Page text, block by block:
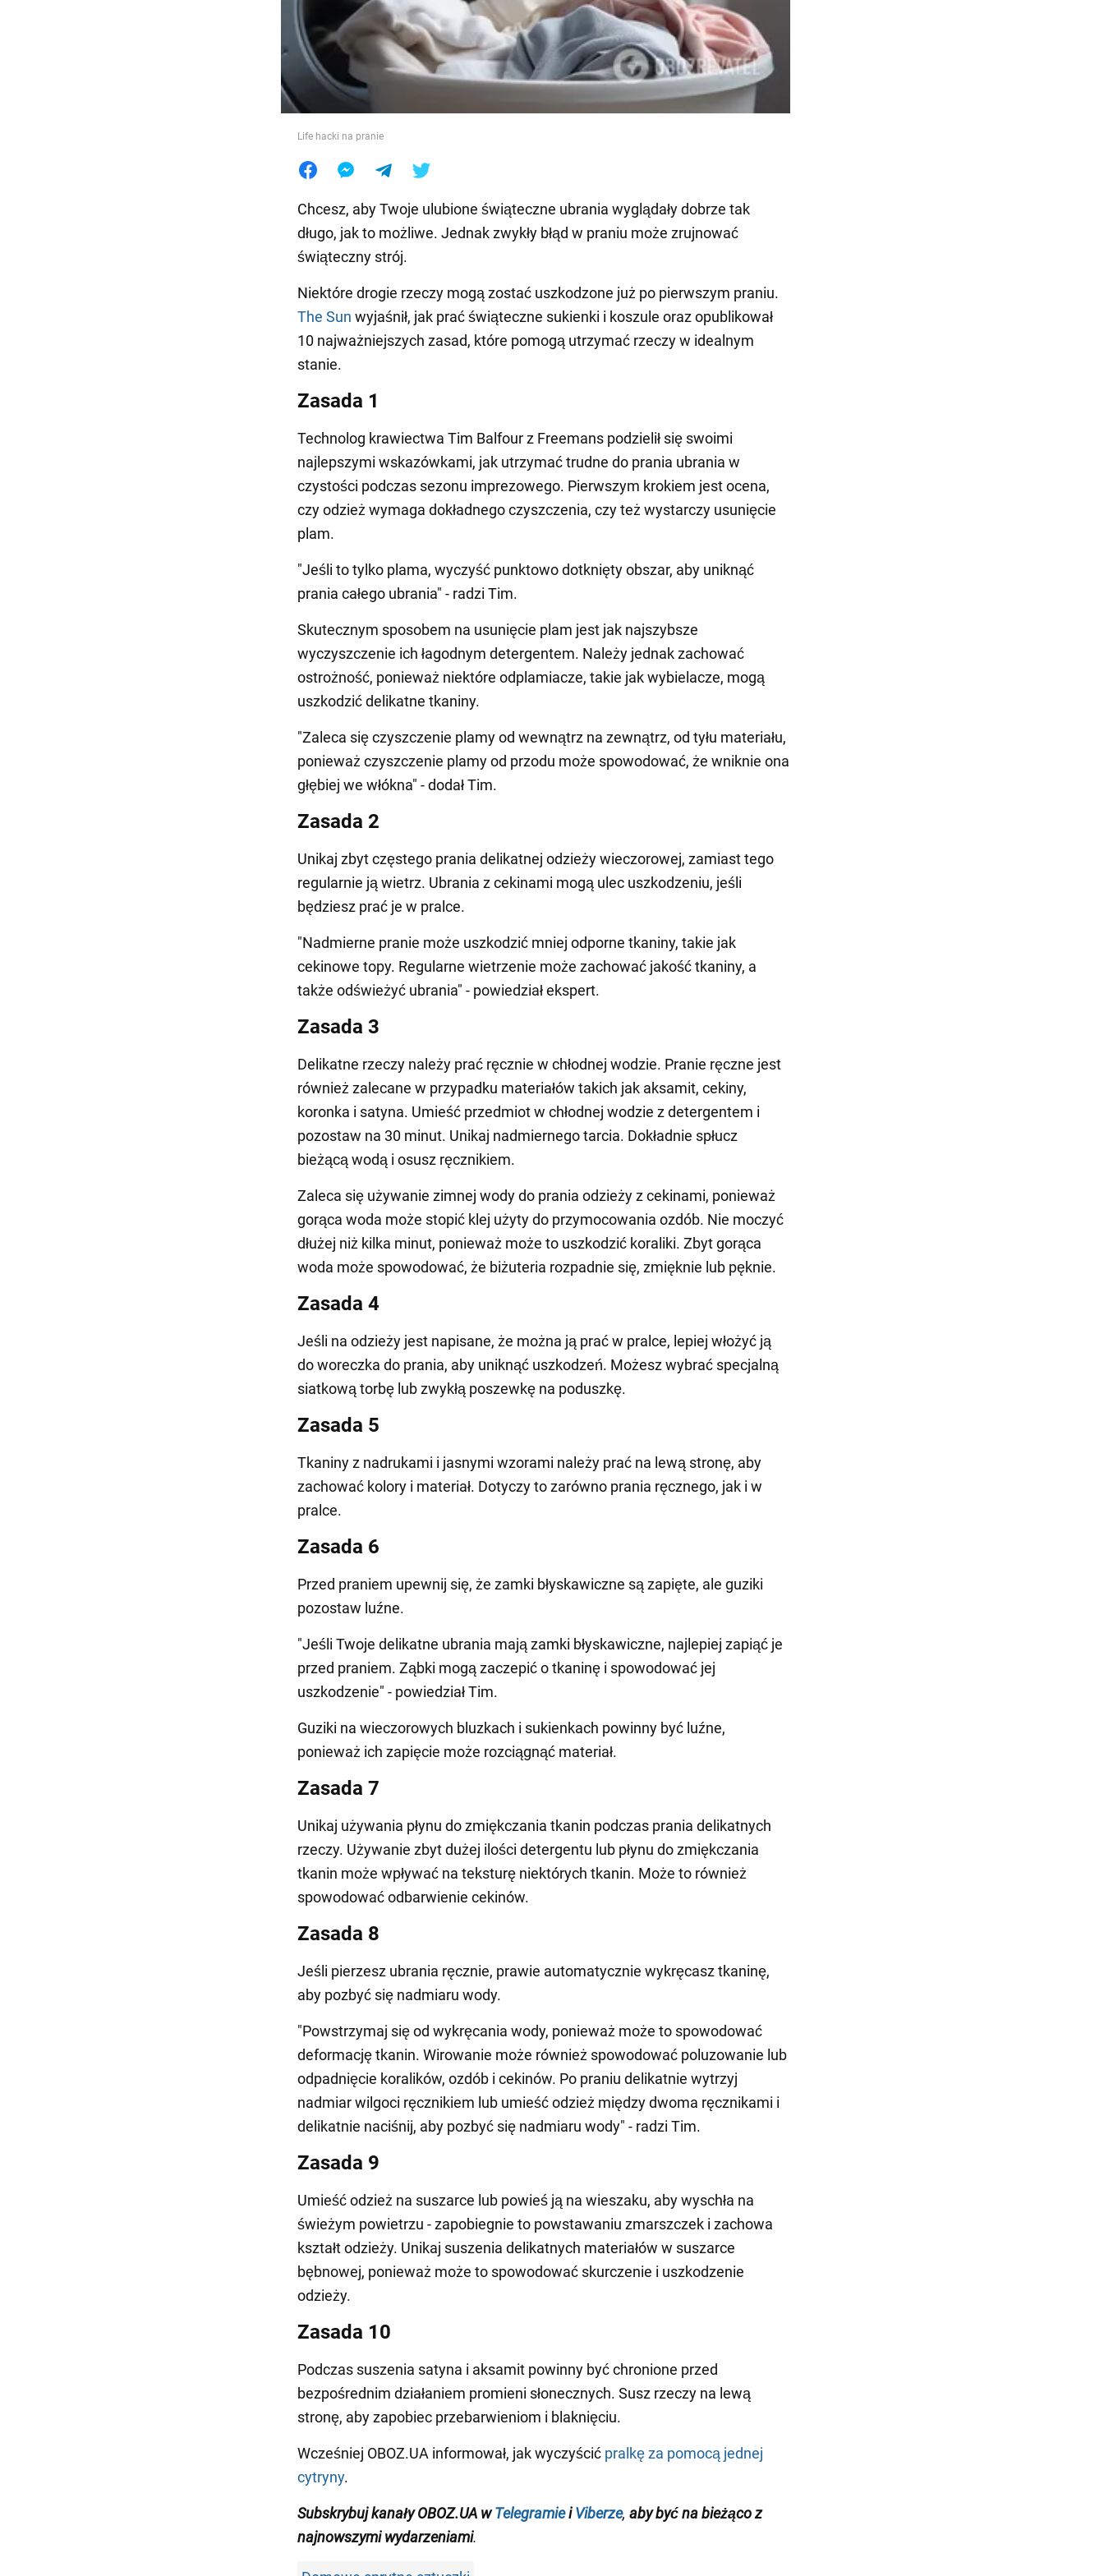
Jedzenie
Life hacki na pranie
Chcesz, aby Twoje ulubione świąteczne ubrania wyglądały dobrze tak
długo, jak to możliwe. Jednak zwykły błąd w praniu może zrujnować
świąteczny strój.
Niektóre drogie rzeczy mogą zostać uszkodzone już po pierwszym praniu.
The Sun wyjaśnił, jak prać świąteczne sukienki i koszule oraz opublikował
10 najważniejszych zasad, które pomogą utrzymać rzeczy w idealnym
stanie.
Zasada 1
Technolog krawiectwa Tim Balfour z Freemans podzielił się swoimi
najlepszymi wskazówkami, jak utrzymać trudne do prania ubrania w
czystości podczas sezonu imprezowego. Pierwszym krokiem jest ocena,
czy odzież wymaga dokładnego czyszczenia, czy też wystarczy usunięcie
plam.
"Jeśli to tylko plama, wyczyść punktowo dotknięty obszar, aby uniknąć
prania całego ubrania" - radzi Tim.
Skutecznym sposobem na usunięcie plam jest jak najszybsze
wyczyszczenie ich łagodnym detergentem. Należy jednak zachować
ostrożność, ponieważ niektóre odplamiacze, takie jak wybielacze, mogą
uszkodzić delikatne tkaniny.
"Zaleca się czyszczenie plamy od wewnątrz na zewnątrz, od tyłu materiału,
ponieważ czyszczenie plamy od przodu może spowodować, że wniknie ona
głębiej we włókna" - dodał Tim.
Zasada 2
Unikaj zbyt częstego prania delikatnej odzieży wieczorowej, zamiast tego
regularnie ją wietrz. Ubrania z cekinami mogą ulec uszkodzeniu, jeśli
będziesz prać je w pralce.
"Nadmierne pranie może uszkodzić mniej odporne tkaniny, takie jak
cekinowe topy. Regularne wietrzenie może zachować jakość tkaniny, a
także odświeżyć ubrania" - powiedział ekspert.
Zasada 3
Delikatne rzeczy należy prać ręcznie w chłodnej wodzie. Pranie ręczne jest
również zalecane w przypadku materiałów takich jak aksamit, cekiny,
koronka i satyna. Umieść przedmiot w chłodnej wodzie z detergentem i
pozostaw na 30 minut. Unikaj nadmiernego tarcia. Dokładnie spłucz
bieżącą wodą i osusz ręcznikiem.
Zaleca się używanie zimnej wody do prania odzieży z cekinami, ponieważ
gorąca woda może stopić klej użyty do przymocowania ozdób. Nie moczyć
dłużej niż kilka minut, ponieważ może to uszkodzić koraliki. Zbyt gorąca
woda może spowodować, że biżuteria rozpadnie się, zmięknie lub pęknie.
Zasada 4
Jeśli na odzieży jest napisane, że można ją prać w pralce, lepiej włożyć ją
do woreczka do prania, aby uniknąć uszkodzeń. Możesz wybrać specjalną
siatkową torbę lub zwykłą poszewkę na poduszkę.
Zasada 5
Tkaniny z nadrukami i jasnymi wzorami należy prać na lewą stronę, aby
zachować kolory i materiał. Dotyczy to zarówno prania ręcznego, jak i w
pralce.
Zasada 6
Przed praniem upewnij się, że zamki błyskawiczne są zapięte, ale guziki
pozostaw luźne.
"Jeśli Twoje delikatne ubrania mają zamki błyskawiczne, najlepiej zapiąć je
przed praniem. Ząbki mogą zaczepić o tkaninę i spowodować jej
uszkodzenie" - powiedział Tim.
Guziki na wieczorowych bluzkach i sukienkach powinny być luźne,
ponieważ ich zapięcie może rozciągnąć materiał.
Zasada 7
Unikaj używania płynu do zmiękczania tkanin podczas prania delikatnych
rzeczy. Używanie zbyt dużej ilości detergentu lub płynu do zmiękczania
tkanin może wpływać na teksturę niektórych tkanin. Może to również
spowodować odbarwienie cekinów.
Zasada 8
Jeśli pierzesz ubrania ręcznie, prawie automatycznie wykręcasz tkaninę,
aby pozbyć się nadmiaru wody.
"Powstrzymaj się od wykręcania wody, ponieważ może to spowodować
deformację tkanin. Wirowanie może również spowodować poluzowanie lub
odpadnięcie koralików, ozdób i cekinów. Po praniu delikatnie wytrzyj
nadmiar wilgoci ręcznikiem lub umieść odzież między dwoma ręcznikami i
delikatnie naciśnij, aby pozbyć się nadmiaru wody" - radzi Tim.
Zasada 9
Umieść odzież na suszarce lub powieś ją na wieszaku, aby wyschła na
świeżym powietrzu - zapobiegnie to powstawaniu zmarszczek i zachowa
kształt odzieży. Unikaj suszenia delikatnych materiałów w suszarce
bębnowej, ponieważ może to spowodować skurczenie i uszkodzenie
odzieży.
Zasada 10
Podczas suszenia satyna i aksamit powinny być chronione przed
bezpośrednim działaniem promieni słonecznych. Susz rzeczy na lewą
stronę, aby zapobiec przebarwieniom i blaknięciu.
Wcześniej OBOZ.UA informował, jak wyczyścić pralkę za pomocą jednej
cytryny.
Subskrybuj kanały OBOZ.UA wTelegramieiViberze, aby być na bieżąco z
najnowszymi wydarzeniami.